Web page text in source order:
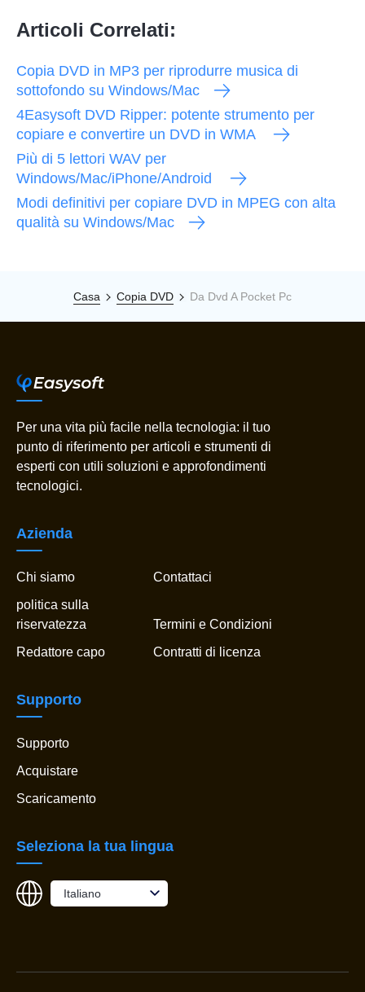
Articoli Correlati:
Copia DVD in MP3 per riprodurre musica di
sottofondo su Windows/Mac
4Easysoft DVD Ripper: potente strumento per
copiare e convertire un DVD in WMA
Più di 5 lettori WAV per
Windows/Mac/iPhone/Android
Modi definitivi per copiare DVD in MPEG con alta
qualità su Windows/Mac
Casa Copia DVD Da Dvd A Pocket Pc
Per una vita più facile nella tecnologia: il tuo
punto di riferimento per articoli e strumenti di
esperti con utili soluzioni e approfondimenti
tecnologici.
Azienda
Chi siamo
Contattaci
politica sulla
riservatezza
Termini e Condizioni
Redattore capo
Contratti di licenza
Supporto
Supporto
Acquistare
Scaricamento
Seleziona la tua lingua
Italiano